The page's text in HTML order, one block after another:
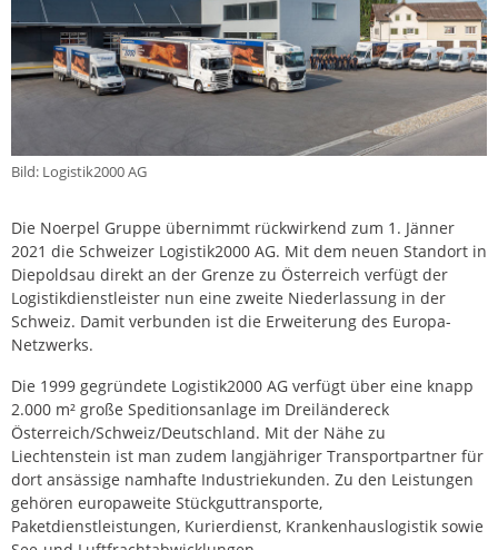
Bild: Logistik2000 AG
Die Noerpel Gruppe übernimmt rückwirkend zum 1. Jänner
2021 die Schweizer Logistik2000 AG. Mit dem neuen Standort in
Diepoldsau direkt an der Grenze zu Österreich verfügt der
Logistikdienstleister nun eine zweite Niederlassung in der
Schweiz. Damit verbunden ist die Erweiterung des Europa-
Netzwerks.
Die 1999 gegründete Logistik2000 AG verfügt über eine knapp
2.000 m² große Speditionsanlage im Dreiländereck
Österreich/Schweiz/Deutschland. Mit der Nähe zu
Liechtenstein ist man zudem langjähriger Transportpartner für
dort ansässige namhafte Industriekunden. Zu den Leistungen
gehören europaweite Stückguttransporte,
Paketdienstleistungen, Kurierdienst, Krankenhauslogistik sowie